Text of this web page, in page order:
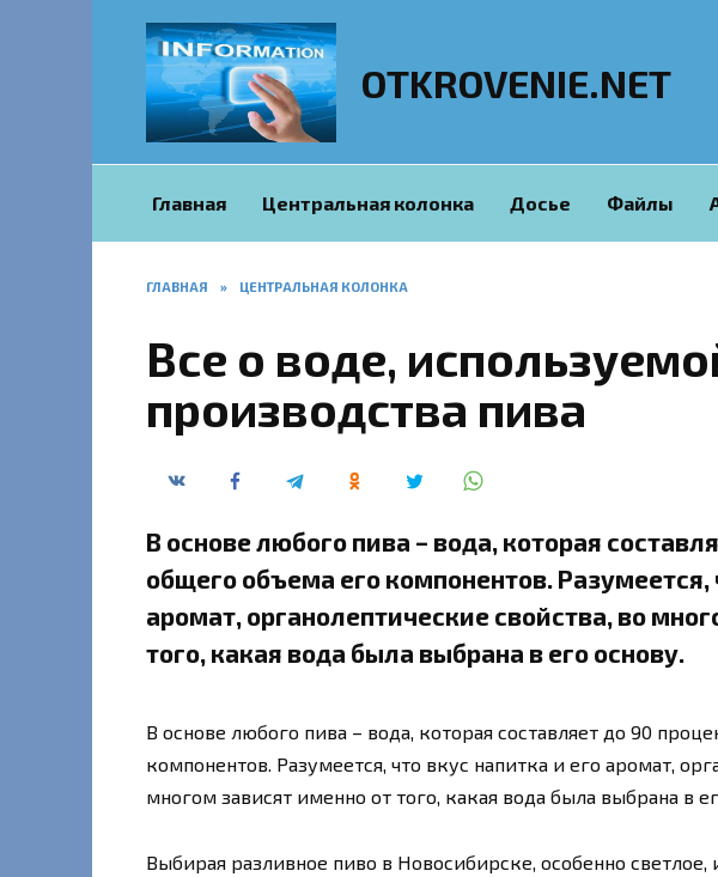
OTKROVENIE.NET
Главная Центральная колонка Досье Файлы
ГЛАВНАЯ » ЦЕНТРАЛЬНАЯ КОЛОНКА
Все о воде,
производства пива
В основе любого пива – вода, которая
общего объема его компонентов. Разумеется,
аромат, органолептические свойства, во
того, какая вода была выбрана в его основу.
В основе любого пива – вода, которая составляет до 90
компонентов. Разумеется, что вкус напитка и его аромат,
многом зависят именно от того, какая вода была выбрана в
Выбирая разливное пиво в Новосибирске, особенно светлое,